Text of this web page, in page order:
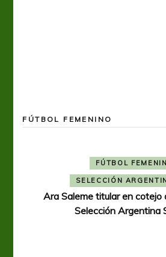
FÚTBOL FEMENINO
FÚTBOL
SELECCIÓN
Ara Saleme titular en cotejo
Selección Argentina